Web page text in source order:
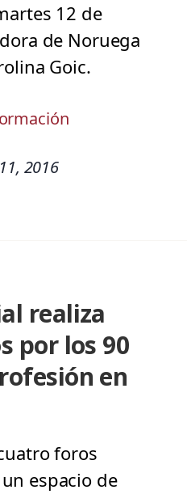
12 de
de Noruega
Goic.
2016
realiza
por los 90
en
foros
espacio de